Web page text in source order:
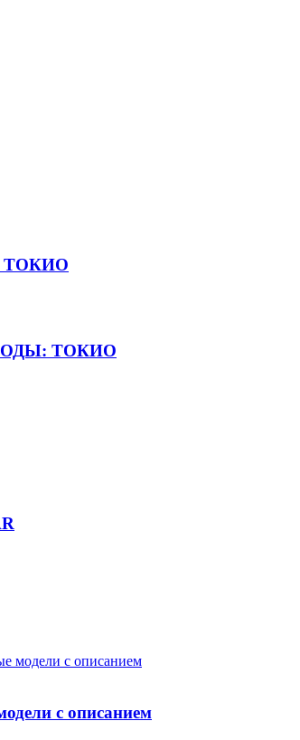
ТОКИО
МОДЫ: ТОКИО
с описанием